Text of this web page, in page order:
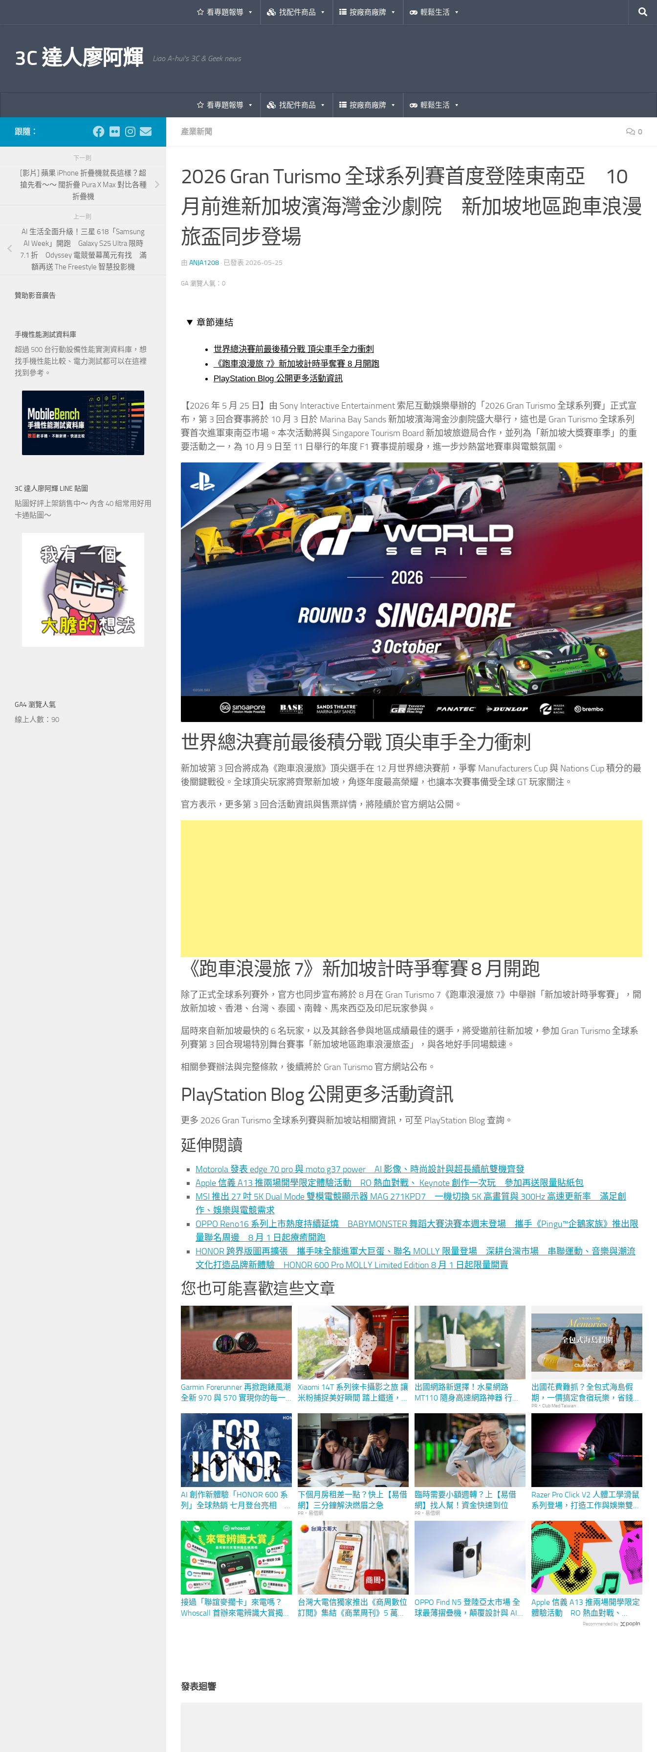
看專題報導 找配件商品 按廠商廠牌 輕鬆生活
3C 達人廖阿輝 Liao A-hui's 3C & Geek news
看專題報導 找配件商品 按廠商廠牌 輕鬆生活
產業新聞 0
2026 Gran Turismo 全球系列賽首度登陸東南亞 10
月前進新加坡濱海灣金沙劇院 新加坡地區跑車浪漫
旅盃同步登場
由 ANJA1208 · 已發表 2026-05-25
GA 瀏覽人氣：0
章節連結
世界總決賽前最後積分戰 頂尖車手全力衝刺
《跑車浪漫旅 7》新加坡計時爭奪賽 8 月開跑
PlayStation Blog 公開更多活動資訊
【2026 年 5 月 25 日】由 Sony Interactive Entertainment 索尼互動娛樂舉辦的「2026 Gran Turismo 全球系列賽」正式宣
布，第 3 回合賽事將於 10 月 3 日於 Marina Bay Sands 新加坡濱海灣金沙劇院盛大舉行，這也是 Gran Turismo 全球系列
賽首次進軍東南亞市場。本次活動將與 Singapore Tourism Board 新加坡旅遊局合作，並列為「新加坡大獎賽車季」的重
要活動之一，為 10 月 9 日至 11 日舉行的年度 F1 賽事提前暖身，進一步炒熱當地賽車與電競氛圍。
世界總決賽前最後積分戰 頂尖車手全力衝刺
新加坡第 3 回合將成為《跑車浪漫旅》頂尖選手在 12 月世界總決賽前，爭奪 Manufacturers Cup 與 Nations Cup 積分的最
後關鍵戰役。全球頂尖玩家將齊聚新加坡，角逐年度最高榮耀，也讓本次賽事備受全球 GT 玩家關注。
官方表示，更多第 3 回合活動資訊與售票詳情，將陸續於官方網站公開。
《跑車浪漫旅 7》新加坡計時爭奪賽 8 月開跑
除了正式全球系列賽外，官方也同步宣布將於 8 月在 Gran Turismo 7《跑車浪漫旅 7》中舉辦「新加坡計時爭奪賽」，開
放新加坡、香港、台灣、泰國、南韓、馬來西亞及印尼玩家參與。
屆時來自新加坡最快的 6 名玩家，以及其餘各參與地區成績最佳的選手，將受邀前往新加坡，參加 Gran Turismo 全球系
列賽第 3 回合現場特別舞台賽事「新加坡地區跑車浪漫旅盃」，與各地好手同場競速。
相關參賽辦法與完整條款，後續將於 Gran Turismo 官方網站公布。
PlayStation Blog 公開更多活動資訊
更多 2026 Gran Turismo 全球系列賽與新加坡站相關資訊，可至 PlayStation Blog 查詢。
延伸閱讀
Motorola 發表 edge 70 pro 與 moto g37 power AI 影像、時尚設計與超長續航雙機齊發
Apple 信義 A13 推兩場開學限定體驗活動 RO 熱血對戰、 Keynote 創作一次玩 參加再送限量貼紙包
MSI 推出 27 吋 5K Dual Mode 雙模電競顯示器 MAG 271KPD7 一機切換 5K 高畫質與 300Hz 高速更新率 滿足創
作、娛樂與電競需求
OPPO Reno16 系列上市熱度持續延燒 BABYMONSTER 舞蹈大賽決賽本週末登場 攜手《Pingu™企鵝家族》推出限
量聯名周邊 8 月 1 日起療癒開跑
HONOR 跨界版圖再擴張 攜手味全龍進軍大巨蛋、聯名 MOLLY 限量登場 深耕台灣市場 串聯運動、音樂與潮流
文化打造品牌新體驗 HONOR 600 Pro MOLLY Limited Edition 8 月 1 日起限量開賣
您也可能喜歡這些文章
Garmin Forerunner 再掀跑錶風潮
全新 970 與 570 實現你的每一
Xiaomi 14T 系列徠卡攝影之旅 讓
米粉捕捉美好瞬間 踏上鐵道，
出國網路新選擇！水星網路
MT110 隨身高速網路神器 行動
MB110-4G 支持 32 台設備，享
受極速上網
出國花費難抓？全包式海島假
期，一價搞定食宿玩樂，省錢更
省心！
PR・Club Med Taiwan
AI 創作新體驗「HONOR 600 系
列」全球熱銷 七月登台亮相
#ForHONOR 全球活動 業界首發
AI 圖轉影片引爆創作風潮
下個月房租差一點？快上【易借
網】三分鐘解決燃眉之急
PR・易借網
臨時需要小額週轉？上【易借
網】找人幫！資金快速到位
PR・易借網
Razer Pro Click V2 人體工學滑鼠
系列登場，打造工作與娛樂雙重
接過「聯誼麥擱卡」來電嗎？
Whoscall 首辦來電辨識大賞揭
台灣大電信獨家推出《商周數位
訂閱》集結《商業周刊》5 萬篇
OPPO Find N5 登陸亞太市場 全
球最薄摺疊機，顛覆設計與 AI
Apple 信義 A13 推兩場開學限定
體驗活動 RO 熱血對戰、
Keynote 創作一次玩 參加再送
Recommended by
發表迴響
跟隨：
下一則
[影片] 蘋果 iPhone 折疊機就長這樣？超
搶先看～～ 闊折疊 Pura X Max 對比各種
折疊機
上一則
AI 生活全面升級！三星 618「Samsung
AI Week」開跑 Galaxy S25 Ultra 限時
7.1 折 Odyssey 電競螢幕萬元有找 滿
額再送 The Freestyle 智慧投影機
贊助影音廣告
手機性能測試資料庫
超過 500 台行動設備性能實測資料庫，想
找手機性能比較、電力測試都可以在這裡
找到參考。
3C 達人廖阿輝 LINE 貼圖
貼圖好評上架銷售中～ 內含 40 組常用好用
卡通貼圖～
GA4 瀏覽人氣
線上人數：90